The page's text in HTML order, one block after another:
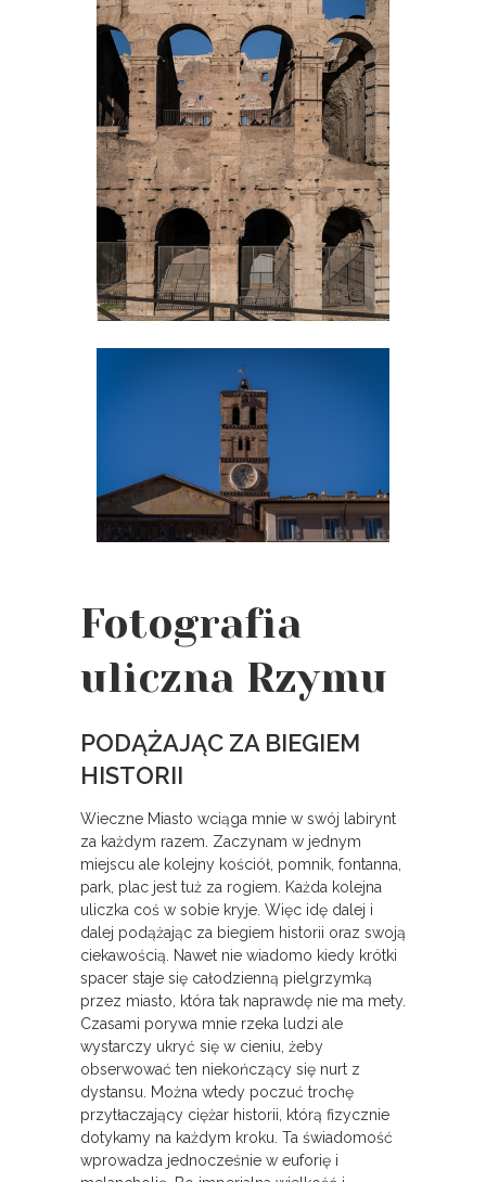
Fotografia
uliczna Rzymu
PODĄŻAJĄC ZA BIEGIEM
HISTORII
Wieczne Miasto wciąga mnie w swój labirynt
za każdym razem. Zaczynam w jednym
miejscu ale kolejny kościół, pomnik, fontanna,
park, plac jest tuż za rogiem. Każda kolejna
uliczka coś w sobie kryje. Więc idę dalej i
dalej podążając za biegiem historii oraz swoją
ciekawością. Nawet nie wiadomo kiedy krótki
spacer staje się całodzienną pielgrzymką
przez miasto, która tak naprawdę nie ma mety.
Czasami porywa mnie rzeka ludzi ale
wystarczy ukryć się w cieniu, żeby
obserwować ten niekończący się nurt z
dystansu. Można wtedy poczuć trochę
przytłaczający ciężar historii, którą fizycznie
dotykamy na każdym kroku. Ta świadomość
wprowadza jednocześnie w euforię i